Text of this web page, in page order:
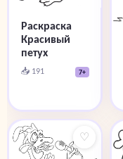
Раскраска
Красивый
петух
📥 191 7+
♡